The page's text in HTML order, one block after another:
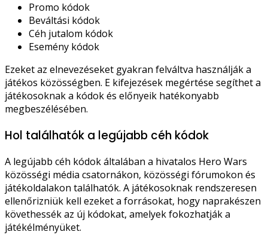
Promo kódok
Beváltási kódok
Céh jutalom kódok
Esemény kódok
Ezeket az elnevezéseket gyakran felváltva használják a
játékos közösségben. E kifejezések megértése segíthet a
játékosoknak a kódok és előnyeik hatékonyabb
megbeszélésében.
Hol találhatók a legújabb céh kódok
A legújabb céh kódok általában a hivatalos Hero Wars
közösségi média csatornákon, közösségi fórumokon és
játékoldalakon találhatók. A játékosoknak rendszeresen
ellenőrizniük kell ezeket a forrásokat, hogy naprakészen
követhessék az új kódokat, amelyek fokozhatják a
játékélményüket.